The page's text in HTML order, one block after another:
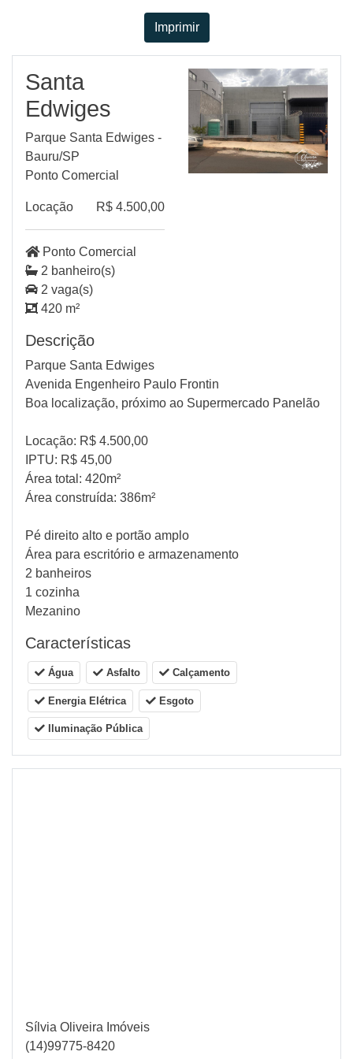
Imprimir
Santa
Edwiges
Parque Santa Edwiges -
Bauru/SP
Ponto Comercial
Locação R$ 4.500,00
Ponto Comercial
2 banheiro(s)
2 vaga(s)
420 m²
Descrição
Parque Santa Edwiges
Avenida Engenheiro Paulo Frontin
Boa localização, próximo ao Supermercado Panelão
Locação: R$ 4.500,00
IPTU: R$ 45,00
Área total: 420m²
Área construída: 386m²
Pé direito alto e portão amplo
Área para escritório e armazenamento
2 banheiros
1 cozinha
Mezanino
Características
Água Asfalto Calçamento
Energia Elétrica Esgoto
Iluminação Pública
Sílvia Oliveira Imóveis
(14)99775-8420